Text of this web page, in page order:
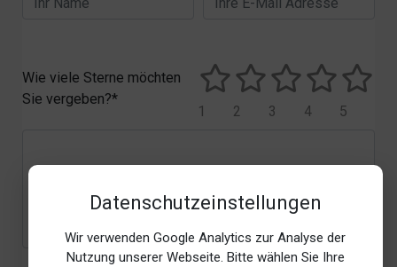
Datenschutzeinstellungen
Wir verwenden Google Analytics zur Analyse der
Nutzung unserer Webseite. Bitte wählen Sie Ihre
Wie viele Sterne möchten
Sie vergeben?*
5
4
3
2
1